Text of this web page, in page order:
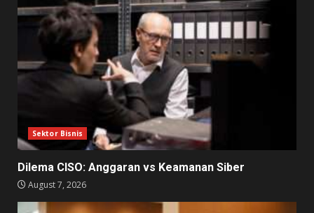
Sektor Bisnis
Dilema CISO: Anggaran vs Keamanan Siber
August 7, 2026